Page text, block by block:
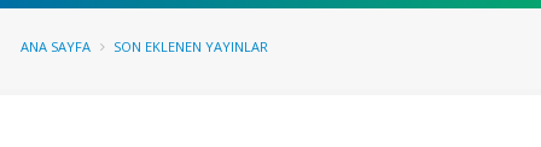
ANA SAYFA SON EKLENEN YAYINLAR